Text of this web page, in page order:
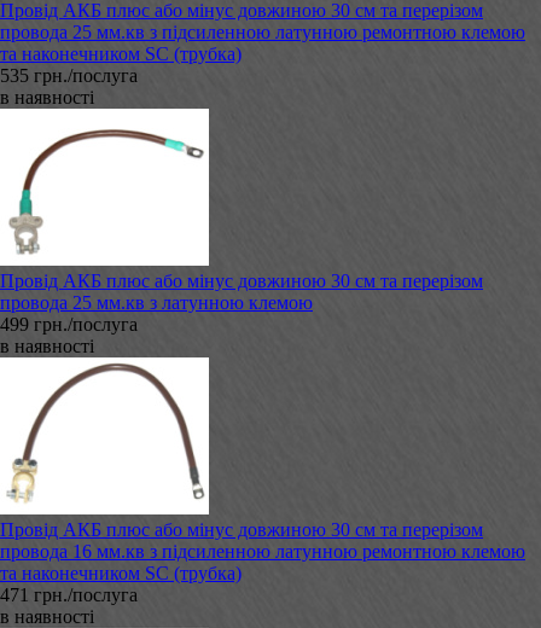
Провід АКБ плюс або мінус довжиною 30 см та перерізом
провода 25 мм.кв з підсиленною латунною ремонтною клемою
та наконечником SC (трубка)
535 грн./послуга
в наявності
Провід АКБ плюс або мінус довжиною 30 см та перерізом
провода 25 мм.кв з латунною клемою
499 грн./послуга
в наявності
Провід АКБ плюс або мінус довжиною 30 см та перерізом
провода 16 мм.кв з підсиленною латунною ремонтною клемою
та наконечником SC (трубка)
471 грн./послуга
в наявності